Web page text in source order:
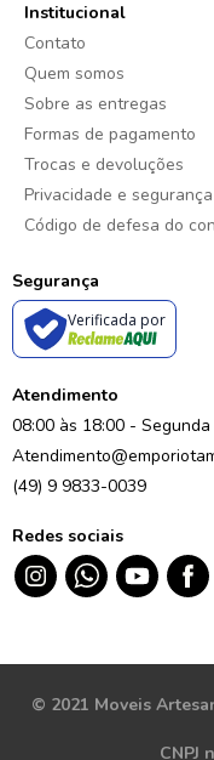
Institucional
Contato
Quem somos
Sobre as entregas
Formas de pagamento
Trocas e devoluções
Privacidade e segurança
Código de defesa do
Segurança
Verificada por
Atendimento
08:00 às 18:00 -
(49) 9 9833-0039
Redes sociais
© 2021 Moveis
CNPJ